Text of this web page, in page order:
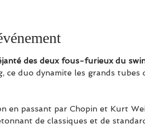
des deux fous-furieux du
ce duo dynamite les grands
en passant par Chopin et Kurt
de classiques et de